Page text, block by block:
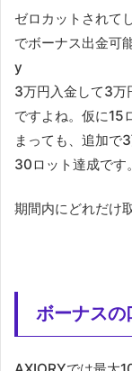
ゼロカットされて
でボーナス出金可
y
3万円入金して3万
ですよね。仮に15
まっても、追加で
30ロット達成です。
期間内にどれだけ
ボーナスの